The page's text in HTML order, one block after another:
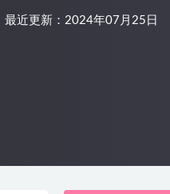
最近更新：2024年07月25日